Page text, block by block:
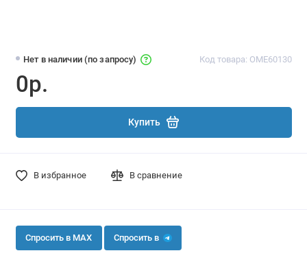
Нет в наличии (по запросу) Код товара: OME60130
0р.
Купить
В избранное В сравнение
Спросить в MAX Спросить в